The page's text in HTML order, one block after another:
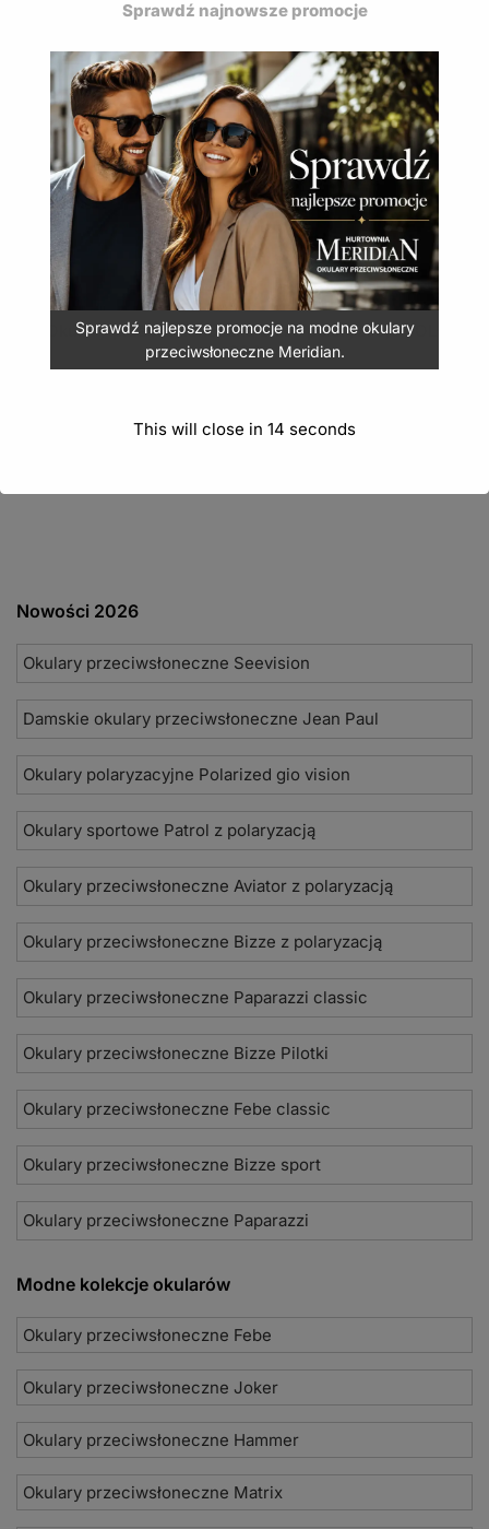
Eleganckie okulary Bizze łączą komfort widzenia z
nowoczesnym designem.
Okulary przeciwsłoneczne Bizze polaryzacja POL-
204
DODAJ DO KOSZYKA
Nowości 2026
Okulary przeciwsłoneczne Seevision
Damskie okulary przeciwsłoneczne Jean Paul
Okulary polaryzacyjne Polarized gio vision
Okulary sportowe Patrol z polaryzacją
Okulary przeciwsłoneczne Aviator z polaryzacją
Okulary przeciwsłoneczne Bizze z polaryzacją
Okulary przeciwsłoneczne Paparazzi classic
Okulary przeciwsłoneczne Bizze Pilotki
Okulary przeciwsłoneczne Febe classic
Okulary przeciwsłoneczne Bizze sport
Okulary przeciwsłoneczne Paparazzi
Modne kolekcje okularów
Okulary przeciwsłoneczne Febe
Okulary przeciwsłoneczne Joker
Okulary przeciwsłoneczne Hammer
Okulary przeciwsłoneczne Matrix
Sprawdź najnowsze promocje
Sprawdź najlepsze promocje na modne okulary
przeciwsłoneczne Meridian.
This will close in 14 seconds